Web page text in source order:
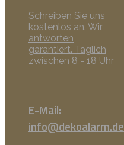
Schreiben Sie uns
kostenlos an. Wir
antworten
garantiert. Täglich
zwischen 8 - 18 Uhr
E-Mail:
info@dekoalarm.de